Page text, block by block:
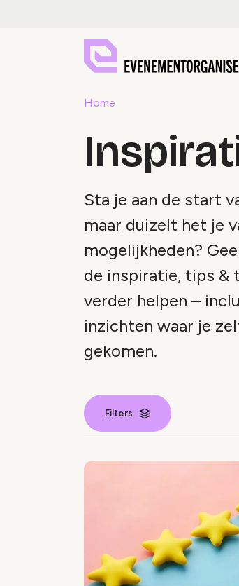
Home
Sta je aan de start
maar duizelt het je
mogelijkheden?
de inspiratie, tips &
verder helpen –
inzichten waar je
gekomen.
Filters
Nieuws